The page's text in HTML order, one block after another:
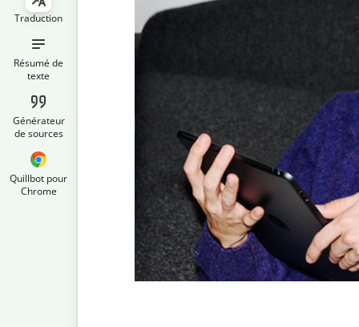
Traduction
Résumé de
texte
Générateur
de sources
Quillbot pour
Chrome